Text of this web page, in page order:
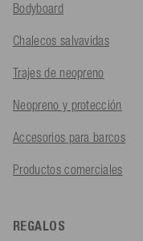
Bodyboard
Chalecos salvavidas
Trajes de neopreno
Neopreno y protección
Accesorios para barcos
Productos comerciales
REGALOS